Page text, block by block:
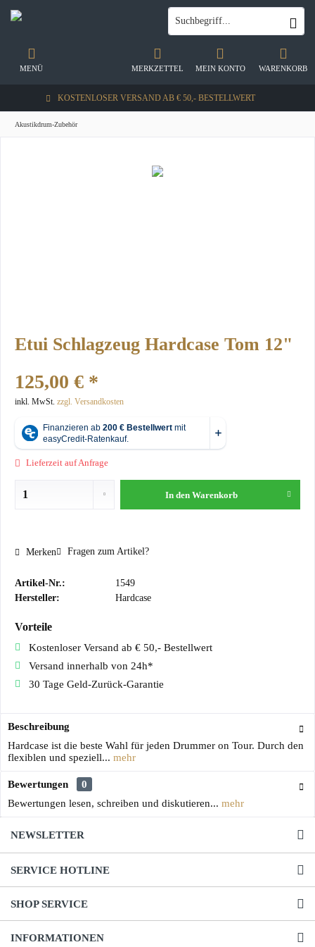
KOSTENLOSER VERSAND AB € 50,- BESTELLWERT
WARENKORB
MERKZETTEL MEIN KONTO
MENÜ
Akustikdrum-Zubehör
Etui Schlagzeug Hardcase Tom 12"
125,00 € *
inkl. MwSt. zzgl. Versandkosten
Lieferzeit auf Anfrage
In den Warenkorb
Merken Fragen zum Artikel?
Artikel-Nr.:
1549
Hersteller:
Hardcase
Vorteile
Kostenloser Versand ab € 50,- Bestellwert
Versand innerhalb von 24h*
30 Tage Geld-Zurück-Garantie
Beschreibung
Hardcase ist die beste Wahl für jeden Drummer on Tour. Durch den
flexiblen und speziell... mehr
Bewertungen
0
Bewertungen lesen, schreiben und diskutieren... mehr
NEWSLETTER
SERVICE HOTLINE
SHOP SERVICE
INFORMATIONEN